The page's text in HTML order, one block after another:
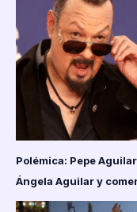
Polémica: Pepe
Ángela Aguilar y